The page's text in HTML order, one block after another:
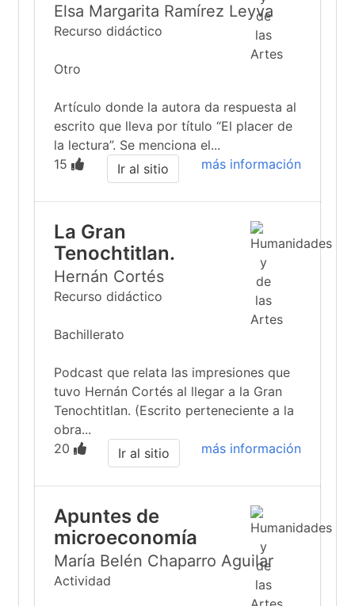
Elsa Margarita Ramírez Leyva
Recurso didáctico
Otro
Artículo donde la autora da respuesta al
escrito que lleva por título “El placer de
la lectura”. Se menciona el...
15
más información
Ir al sitio
La Gran
Tenochtitlan.
Hernán Cortés
Recurso didáctico
Bachillerato
Podcast que relata las impresiones que
tuvo Hernán Cortés al llegar a la Gran
Tenochtitlan. (Escrito perteneciente a la
obra...
20
más información
Ir al sitio
Apuntes de
microeconomía
María Belén Chaparro Aguilar
Actividad